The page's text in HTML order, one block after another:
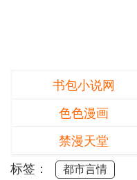
书包小说网
色色漫画
禁漫天堂
标签：
都市言情